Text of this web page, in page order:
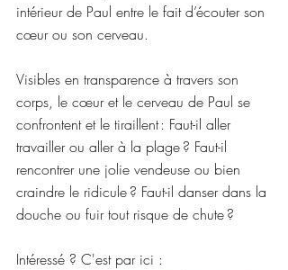
intérieur de Paul entre le fait d’écouter son
cœur ou son cerveau.
Visibles en transparence à travers son
corps, le cœur et le cerveau de Paul se
confrontent et le tiraillent : Faut-il aller
travailler ou aller à la plage ? Faut-il
rencontrer une jolie vendeuse ou bien
craindre le ridicule ? Faut-il danser dans la
douche ou fuir tout risque de chute ?
Intéressé ? C'est par ici :